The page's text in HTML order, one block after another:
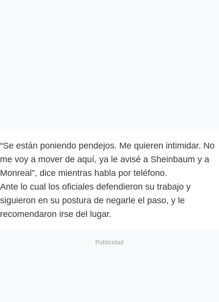
“Se están poniendo pendejos. Me quieren intimidar. No
me voy a mover de aquí, ya le avisé a Sheinbaum y a
Monreal”, dice mientras habla por teléfono.
Ante lo cual los oficiales defendieron su trabajo y
siguieron en su postura de negarle el paso, y le
recomendaron irse del lugar.